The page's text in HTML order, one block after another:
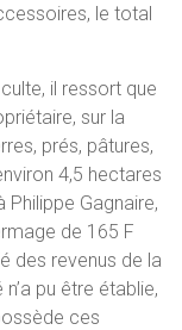
le total
il ressort que
sur la
prés, pâtures,
4,5 hectares
Gagnaire,
de 165 F
des revenus de la
pu être établie,
ces